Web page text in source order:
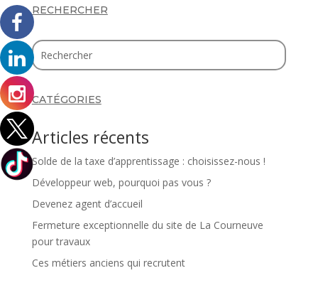
RECHERCHER
CATÉGORIES
Articles récents
Solde de la taxe d’apprentissage : choisissez-nous !
Développeur web, pourquoi pas vous ?
Devenez agent d’accueil
Fermeture exceptionnelle du site de La Courneuve
pour travaux
Ces métiers anciens qui recrutent